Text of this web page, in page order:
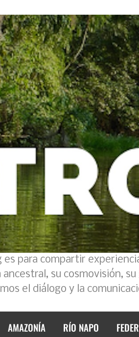
es para compartir
ancestral, su cosmovisión,
el diálogo y la
AMAZONÍA RÍO NAPO
BOLPER - Nro. 11 - del 30 de abril de